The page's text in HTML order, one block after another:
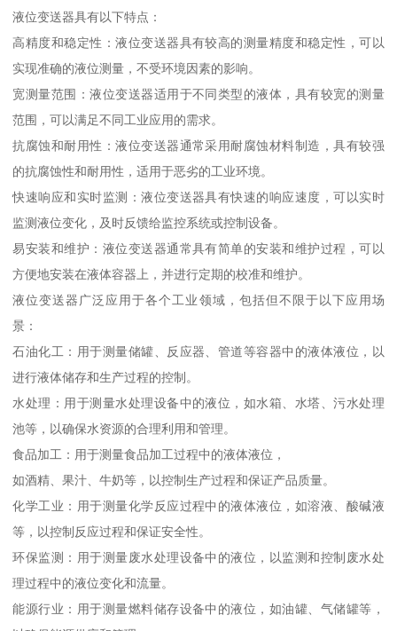
液位变送器具有以下特点：
高精度和稳定性：液位变送器具有较高的测量精度和稳定性，可以
实现准确的液位测量，不受环境因素的影响。
宽测量范围：液位变送器适用于不同类型的液体，具有较宽的测量
范围，可以满足不同工业应用的需求。
抗腐蚀和耐用性：液位变送器通常采用耐腐蚀材料制造，具有较强
的抗腐蚀性和耐用性，适用于恶劣的工业环境。
快速响应和实时监测：液位变送器具有快速的响应速度，可以实时
监测液位变化，及时反馈给监控系统或控制设备。
易安装和维护：液位变送器通常具有简单的安装和维护过程，可以
方便地安装在液体容器上，并进行定期的校准和维护。
液位变送器广泛应用于各个工业领域，包括但不限于以下应用场
景：
石油化工：用于测量储罐、反应器、管道等容器中的液体液位，以
进行液体储存和生产过程的控制。
水处理：用于测量水处理设备中的液位，如水箱、水塔、污水处理
池等，以确保水资源的合理利用和管理。
食品加工：用于测量食品加工过程中的液体液位，
如酒精、果汁、牛奶等，以控制生产过程和保证产品质量。
化学工业：用于测量化学反应过程中的液体液位，如溶液、酸碱液
等，以控制反应过程和保证安全性。
环保监测：用于测量废水处理设备中的液位，以监测和控制废水处
理过程中的液位变化和流量。
能源行业：用于测量燃料储存设备中的液位，如油罐、气储罐等，